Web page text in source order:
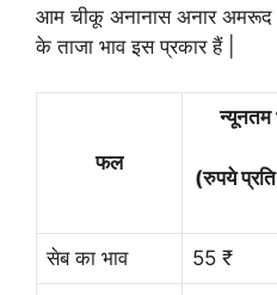
आम चीकू अनानास अनार अमरूद
के ताजा भाव इस प्रकार हैं |
फल
न्यूनतम
(रुपये
सेब का भाव 55 ₹